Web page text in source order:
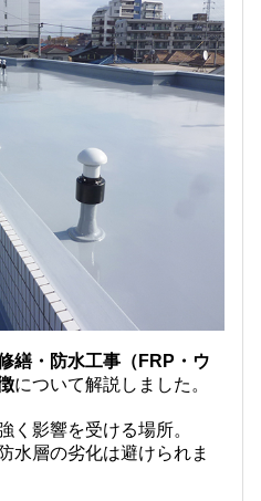
繕・防水工事（FRP・ウ
について解説しました。
く影響を受ける場所。
水層の劣化は避けられま